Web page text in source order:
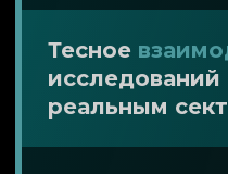
Тесное
реальным